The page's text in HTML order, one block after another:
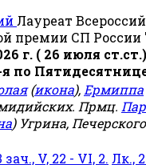
Лауреат
премии СП России
г. ( 26 июля
по
(икона), Ермиппа
Прмц.
) Угрина,
зач., V, 22 - VI, 2. Лк.,